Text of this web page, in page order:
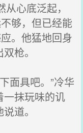
心底泛起，
够，但已经能
。他猛地回身
枪。
面具吧。”冷华
一抹玩味的讥
道。